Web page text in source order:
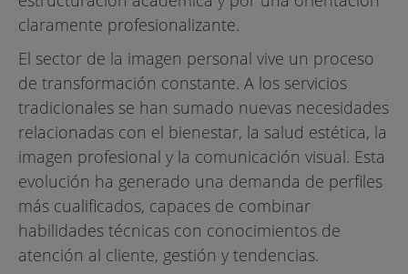
claramente profesionalizante.
El sector de la imagen personal vive un proceso
de transformación constante. A los servicios
tradicionales se han sumado nuevas necesidades
relacionadas con el bienestar, la salud estética, la
imagen profesional y la comunicación visual. Esta
evolución ha generado una demanda de perfiles
más cualificados, capaces de combinar
habilidades técnicas con conocimientos de
atención al cliente, gestión y tendencias.